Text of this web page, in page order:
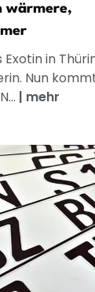
wärmere,
in
Nun
| mehr